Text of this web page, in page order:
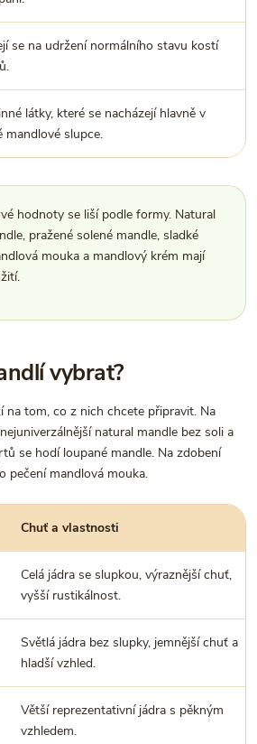
se na udržení normálního stavu kostí
látky, které se nacházejí hlavně v
mandlové slupce.
hodnoty se liší podle formy. Natural
pražené solené mandle, sladké
mouka a mandlový krém mají
vybrat?
na tom, co z nich chcete připravit. Na
natural mandle bez soli a
se hodí loupané mandle. Na zdobení
pečení mandlová mouka.
Chuť a vlastnosti
Celá jádra se slupkou, výraznější chuť,
vyšší rustikálnost.
Světlá jádra bez slupky, jemnější chuť a
hladší vzhled.
Větší reprezentativní jádra s pěkným
vzhledem.